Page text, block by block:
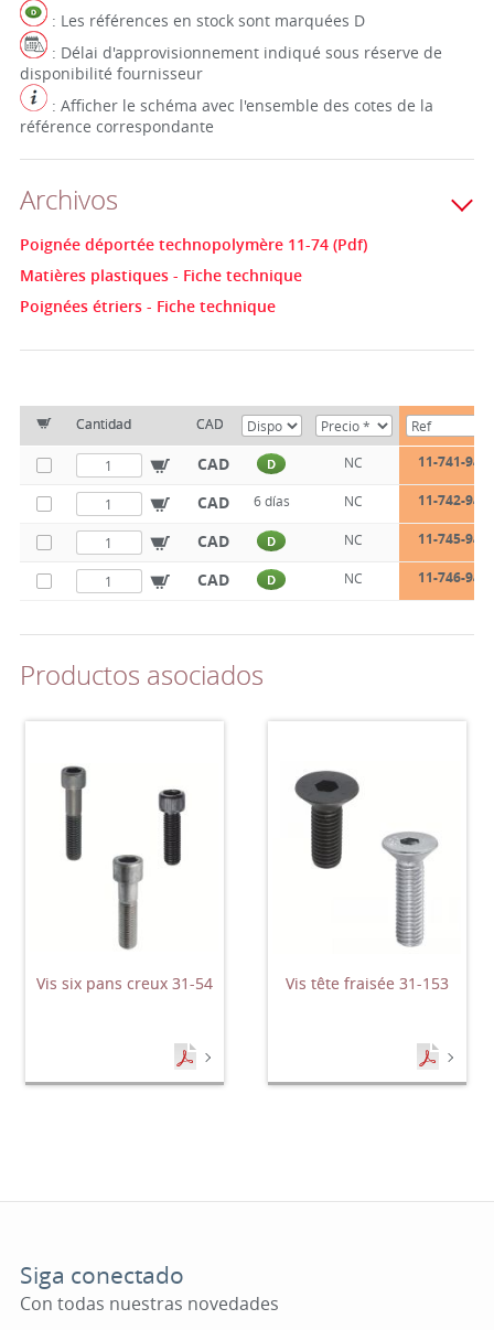
: Les références en stock sont marquées D
: Délai d'approvisionnement indiqué sous réserve de
disponibilité fournisseur
: Afficher le schéma avec l'ensemble des cotes de la
référence correspondante
Archivos
Poignée déportée technopolymère 11-74 (Pdf)
Matières plastiques - Fiche technique
Poignées étriers - Fiche technique
Cantidad CAD
CAD D NC 11-741-94
CAD 6 días NC 11-742-94
CAD D NC 11-745-94
CAD D NC 11-746-94
Productos asociados
Vis six pans creux 31-54 Vis tête fraisée 31-153
Siga conectado
Con todas nuestras novedades